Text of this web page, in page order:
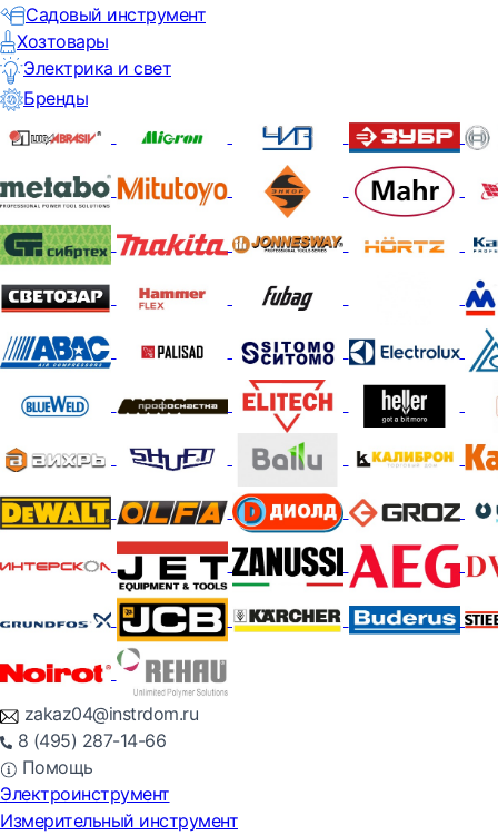
Садовый инструмент
Хозтовары
Электрика и свет
Бренды
zakaz04@instrdom.ru
8 (495) 287-14-66
Помощь
Электроинструмент
Измерительный инструмент